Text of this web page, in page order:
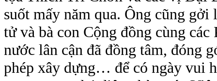
suốt mấy năm qua. Ông cũng
tử và bà con Cộng đồng cùng
nước lân cận đã đồng tâm, đóng
phép xây dựng… để có ngày vui